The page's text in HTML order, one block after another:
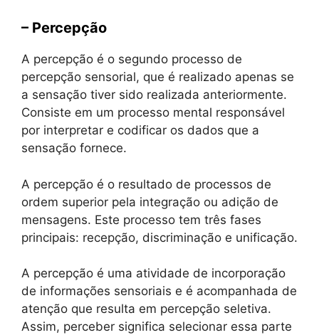
– Percepção
A percepção é o segundo processo de
percepção sensorial, que é realizado apenas se
a sensação tiver sido realizada anteriormente.
Consiste em um processo mental responsável
por interpretar e codificar os dados que a
sensação fornece.
A percepção é o resultado de processos de
ordem superior pela integração ou adição de
mensagens. Este processo tem três fases
principais: recepção, discriminação e unificação.
A percepção é uma atividade de incorporação
de informações sensoriais e é acompanhada de
atenção que resulta em percepção seletiva.
Assim, perceber significa selecionar essa parte